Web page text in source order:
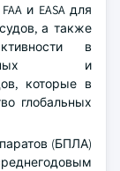
и EASA для
а также
в
и
которые в
глобальных
(БПЛА)